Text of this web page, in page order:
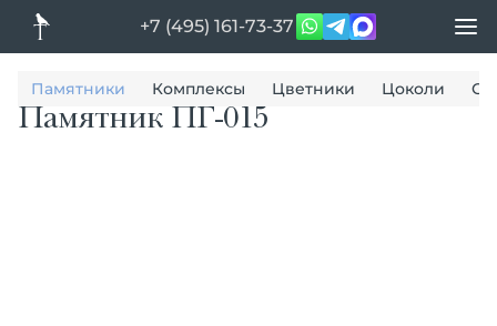
+7 (495) 161-73-37
Памятники Комплексы Цветники Цоколи
Памятник ПГ-015